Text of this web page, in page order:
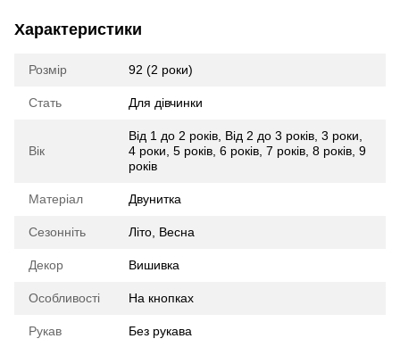
Характеристики
Розмір 92 (2 роки)
Стать Для дівчинки
Вік
Від 1 до 2 років Від 2 до 3 років 3 роки
4 роки 5 років 6 років 7 років 8 років 9
років
Матеріал Двунитка
Сезонніть Літо Весна
Декор Вишивка
Особливості На кнопках
Рукав Без рукава